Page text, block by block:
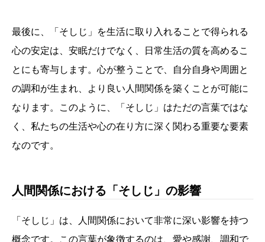
最後に、「そしじ」を生活に取り入れることで得られる
心の安定は、安眠だけでなく、日常生活の質を高めるこ
とにも寄与します。心が整うことで、自分自身や周囲と
の調和が生まれ、より良い人間関係を築くことが可能に
なります。このように、「そしじ」はただの言葉ではな
く、私たちの生活や心の在り方に深く関わる重要な要素
なのです。
人間関係における「そしじ」の影響
「そしじ」は、人間関係において非常に深い影響を持つ
概念です。この言葉が象徴するのは、愛や感謝、調和で